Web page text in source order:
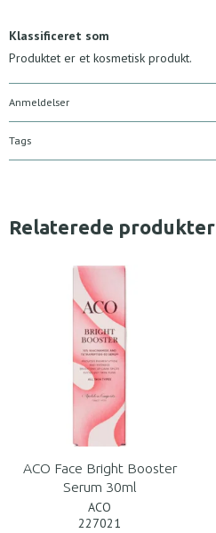
Klassificeret som
Produktet er et kosmetisk produkt.
Anmeldelser
Tags
Relaterede produkter
ACO Face Bright Booster
Serum 30ml
ACO
227021